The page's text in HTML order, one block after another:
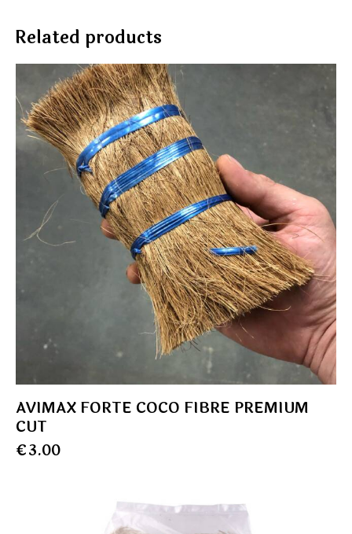
Related products
AVIMAX FORTE COCO FIBRE PREMIUM
CUT
€3.00